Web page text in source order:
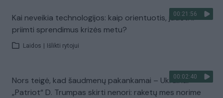
00:21:56
Kai neveikia technologijos: kaip orientuotis, judėti ir
priimti sprendimus krizės metu?
Laidos Išlikti rytojui
00:02:40
Nors teigė, kad šaudmenų pakankamai – Ukrainai
„Patriot“ D. Trumpas skirti nenori: raketų mes norime